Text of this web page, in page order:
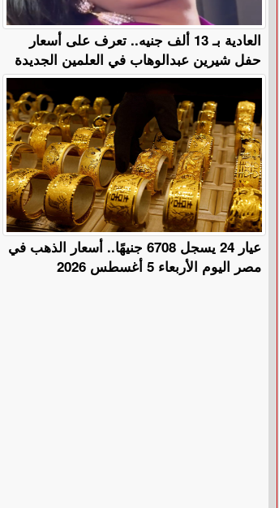
العادية بـ 13 ألف جنيه.. تعرف على أسعار
حفل شيرين عبدالوهاب في العلمين الجديدة
عيار 24 يسجل 6708 جنيهًا.. أسعار الذهب في
مصر اليوم الأربعاء 5 أغسطس 2026